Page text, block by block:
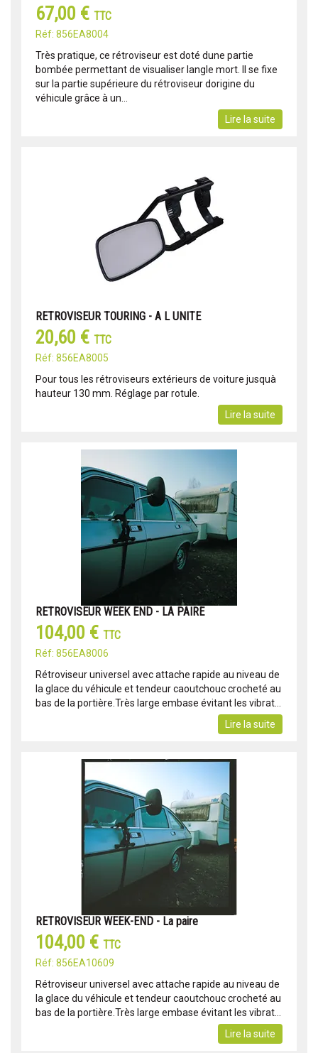
67,00 € TTC
Réf: 856EA8004
Très pratique, ce rétroviseur est doté dune partie
bombée permettant de visualiser langle mort. Il se fixe
sur la partie supérieure du rétroviseur dorigine du
véhicule grâce à un...
Lire la suite
RETROVISEUR TOURING - A L UNITE
20,60 € TTC
Réf: 856EA8005
Pour tous les rétroviseurs extérieurs de voiture jusquà
hauteur 130 mm. Réglage par rotule.
Lire la suite
RETROVISEUR WEEK END - LA PAIRE
104,00 € TTC
Réf: 856EA8006
Rétroviseur universel avec attache rapide au niveau de
la glace du véhicule et tendeur caoutchouc crocheté au
bas de la portière.Très large embase évitant les vibrat...
Lire la suite
RETROVISEUR WEEK-END - La paire
104,00 € TTC
Réf: 856EA10609
Rétroviseur universel avec attache rapide au niveau de
la glace du véhicule et tendeur caoutchouc crocheté au
bas de la portière.Très large embase évitant les vibrat...
Lire la suite